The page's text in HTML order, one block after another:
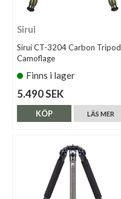
Sirui
Sirui CT-3204 Carbon Tripod
Camoflage
Finns i lager
5.490 SEK
LÄS MER
KÖP